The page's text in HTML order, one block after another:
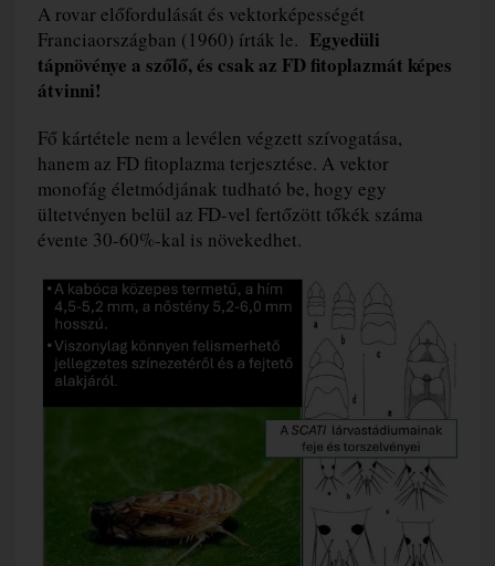
A rovar előfordulását és vektorképességét
Franciaországban (1960) írták le. Egyedüli
tápnövénye a szőlő, és csak az FD fitoplazmát képes
átvinni!
Fő kártétele nem a levélen végzett szívogatása,
hanem az FD fitoplazma terjesztése. A vektor
monofág életmódjának tudható be, hogy egy
ültetvényen belül az FD-vel fertőzött tőkék száma
évente 30-60%-kal is növekedhet.